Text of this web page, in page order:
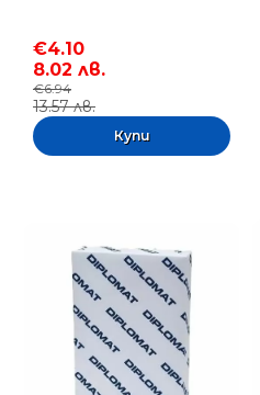
€4.10
8.02 лв.
€6.94
13.57 лв.